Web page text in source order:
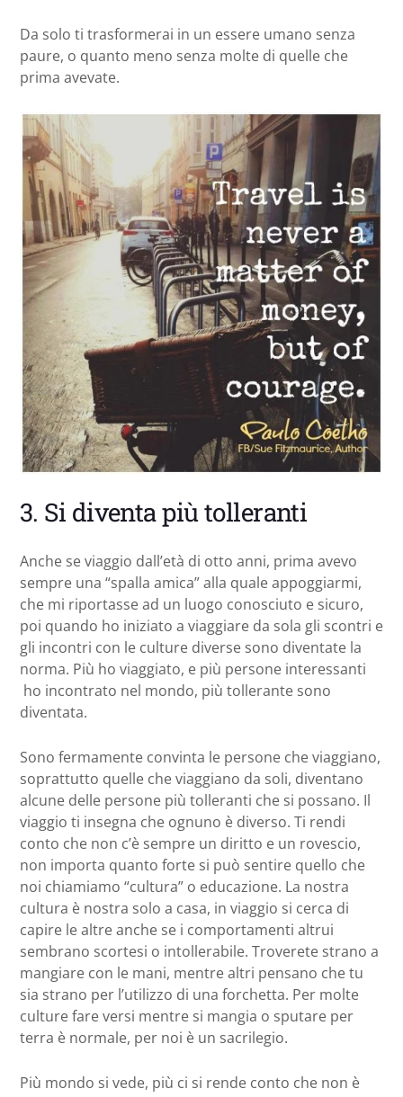
Da solo ti trasformerai in un essere umano senza
paure, o quanto meno senza molte di quelle che
prima avevate.
3. Si diventa più tolleranti
Anche se viaggio dall’età di otto anni, prima avevo
sempre una “spalla amica” alla quale appoggiarmi,
che mi riportasse ad un luogo conosciuto e sicuro,
poi quando ho iniziato a viaggiare da sola gli scontri e
gli incontri con le culture diverse sono diventate la
norma. Più ho viaggiato, e più persone interessanti
ho incontrato nel mondo, più tollerante sono
diventata.
Sono fermamente convinta le persone che viaggiano,
soprattutto quelle che viaggiano da soli, diventano
alcune delle persone più tolleranti che si possano. Il
viaggio ti insegna che ognuno è diverso. Ti rendi
conto che non c’è sempre un diritto e un rovescio,
non importa quanto forte si può sentire quello che
noi chiamiamo “cultura” o educazione. La nostra
cultura è nostra solo a casa, in viaggio si cerca di
capire le altre anche se i comportamenti altrui
sembrano scortesi o intollerabile. Troverete strano a
mangiare con le mani, mentre altri pensano che tu
sia strano per l’utilizzo di una forchetta. Per molte
culture fare versi mentre si mangia o sputare per
terra è normale, per noi è un sacrilegio.
Più mondo si vede, più ci si rende conto che non è